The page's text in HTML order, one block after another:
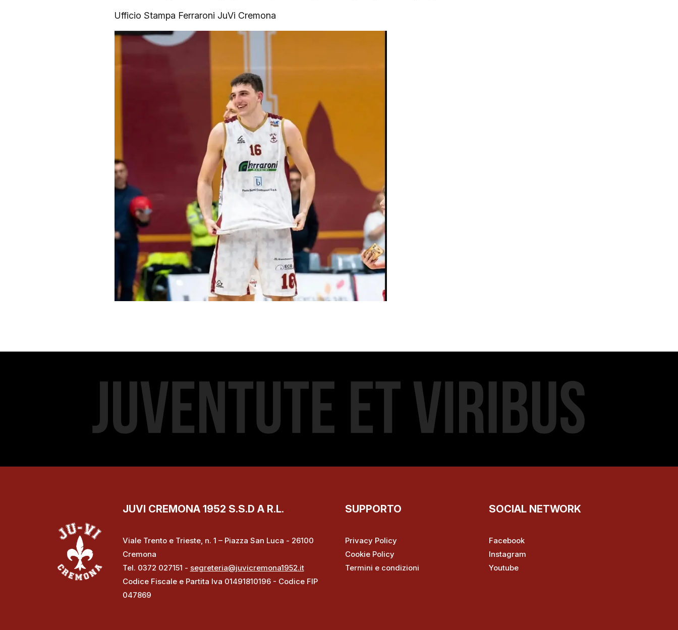
Ufficio Stampa Ferraroni JuVi Cremona
JUVI CREMONA 1952 S.S.D A R.L.
Viale Trento e Trieste, n. 1 – Piazza San Luca - 26100
Cremona
Tel. 0372 027151 - segreteria@juvicremona1952.it
Codice Fiscale e Partita Iva 01491810196 - Codice FIP
047869
SUPPORTO
Privacy Policy
Cookie Policy
Termini e condizioni
SOCIAL NETWORK
Facebook
Instagram
Youtube